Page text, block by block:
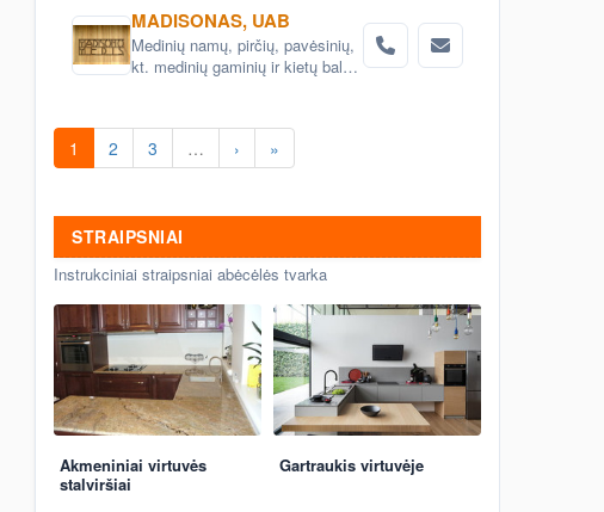
Vilniuje
MADISONAS, UAB
Medinių namų, pirčių, pavėsinių,
kt. medinių gaminių ir kietų baldų
1 2 3 … › »
STRAIPSNIAI
Instrukciniai straipsniai abėcėlės tvarka
Akmeniniai virtuvės
stalviršiai
Gartraukis virtuvėje